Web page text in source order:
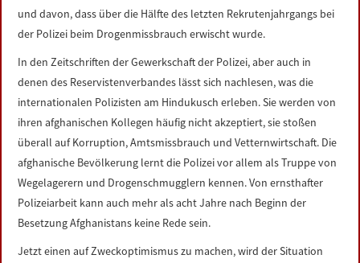
und davon, dass über die Hälfte des letzten Rekrutenjahrgangs bei
der Polizei beim Drogenmissbrauch erwischt wurde.
In den Zeitschriften der Gewerkschaft der Polizei, aber auch in
denen des Reservistenverbandes lässt sich nachlesen, was die
internationalen Polizisten am Hindukusch erleben. Sie werden von
ihren afghanischen Kollegen häufig nicht akzeptiert, sie stoßen
überall auf Korruption, Amtsmissbrauch und Vetternwirtschaft. Die
afghanische Bevölkerung lernt die Polizei vor allem als Truppe von
Wegelagerern und Drogenschmugglern kennen. Von ernsthafter
Polizeiarbeit kann auch mehr als acht Jahre nach Beginn der
Besetzung Afghanistans keine Rede sein.
Jetzt einen auf Zweckoptimismus zu machen, wird der Situation